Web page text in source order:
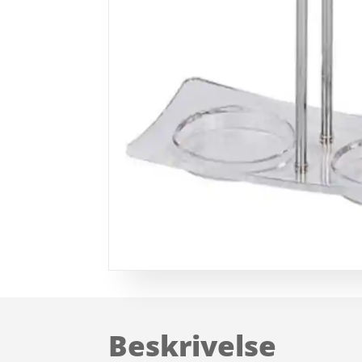
Beskrivelse